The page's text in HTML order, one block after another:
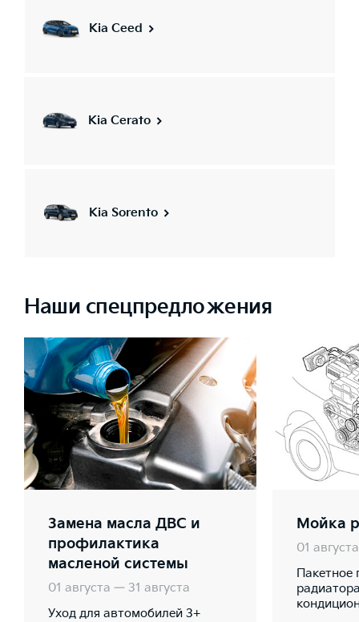
Kia Ceed
Kia Cerato
Kia Sorento
Наши спецпредложения
Замена масла ДВС и
профилактика
масленой системы
01 августа — 31 августа
Уход для автомобилей 3+
Мойка
01
Пакетное